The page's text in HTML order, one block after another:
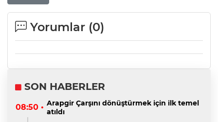
Yorumlar (0)
SON HABERLER
08:50 • Arapgir Çarşını dönüştürmek için ilk temel
atıldı